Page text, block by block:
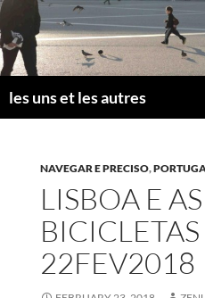
Skip
to
content
les uns et les autres
NAVEGAR E PRECISO,
LISBOA E AS
BICICLETAS
22FEV2018